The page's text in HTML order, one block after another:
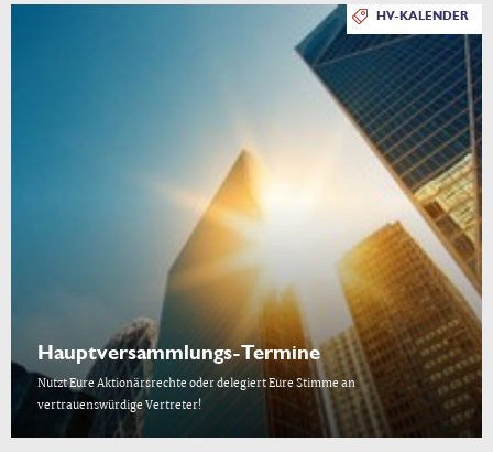
HV-KALENDER
Hauptversammlungs-Termine
Nutzt Eure Aktionärsrechte oder delegiert Eure Stimme an
vertrauenswürdige Vertreter!